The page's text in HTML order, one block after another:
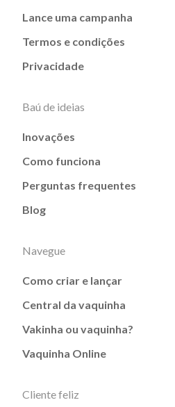
Lance uma campanha
Termos e condições
Privacidade
Baú de ideias
Inovações
Como funciona
Perguntas frequentes
Blog
Navegue
Como criar e lançar
Central da vaquinha
Vakinha ou vaquinha?
Vaquinha Online
Cliente feliz